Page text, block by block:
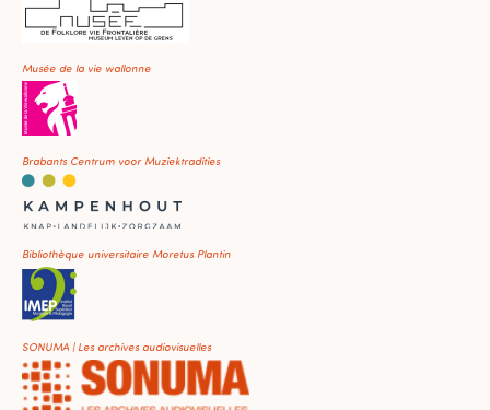
Musée de la vie wallonne
Brabants Centrum voor Muziektradities
Bibliothèque universitaire Moretus Plantin
SONUMA | Les archives audiovisuelles